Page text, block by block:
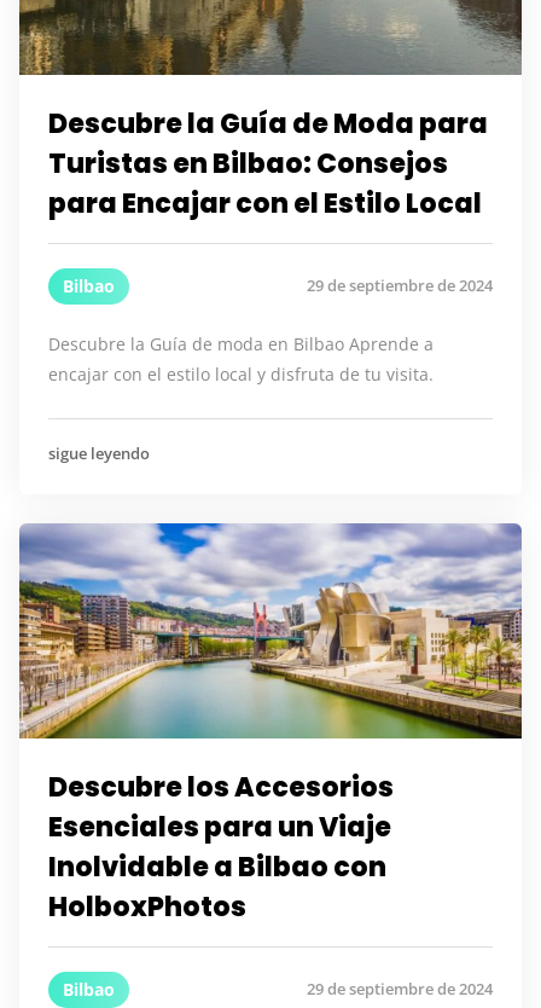
Descubre la Guía de Moda para
Turistas en Bilbao: Consejos
para Encajar con el Estilo Local
Bilbao 29 de septiembre de 2024
Descubre la Guía de moda en Bilbao Aprende a
encajar con el estilo local y disfruta de tu visita.
sigue leyendo
Descubre los Accesorios
Esenciales para un Viaje
Inolvidable a Bilbao con
HolboxPhotos
Bilbao 29 de septiembre de 2024